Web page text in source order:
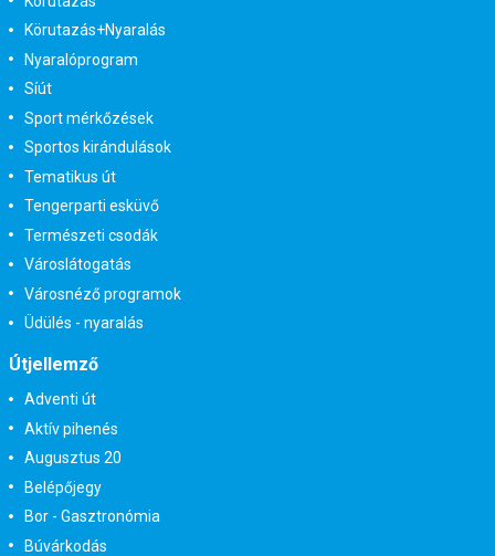
Körutazás+Nyaralás
Nyaralóprogram
Síút
Sport mérkőzések
Sportos kirándulások
Tematikus út
Tengerparti esküvő
Természeti csodák
Városlátogatás
Városnéző programok
Üdülés - nyaralás
Útjellemző
Adventi út
Aktív pihenés
Augusztus 20
Belépőjegy
Bor - Gasztronómia
Búvárkodás